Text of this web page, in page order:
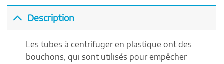
Description
Les tubes à centrifuger en plastique ont des
bouchons, qui sont utilisés pour empêcher